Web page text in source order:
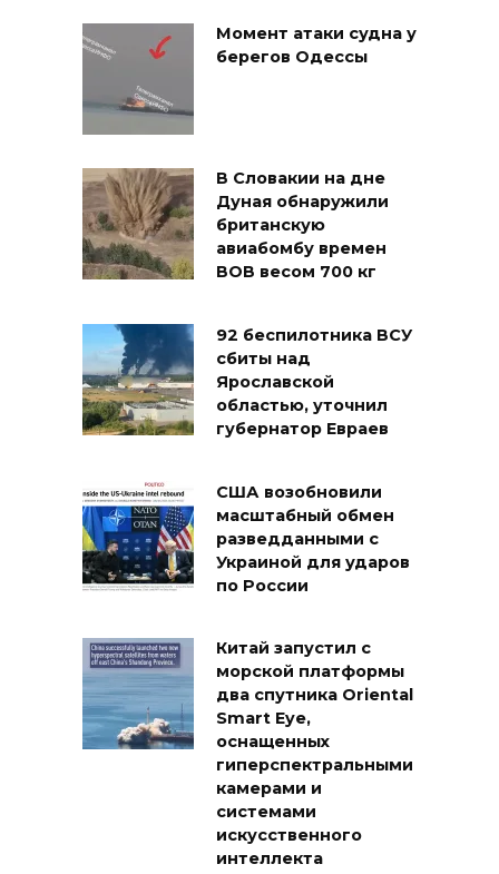
Момент атаки судна у
берегов Одессы
В Словакии на дне
Дуная обнаружили
британскую
авиабомбу времен
ВОВ весом 700 кг
92 беспилотника ВСУ
сбиты над
Ярославской
областью, уточнил
губернатор Евраев
США возобновили
масштабный обмен
разведданными с
Украиной для ударов
по России
Китай запустил с
морской платформы
два спутника Oriental
Smart Eye,
оснащенных
гиперспектральными
камерами и
системами
искусственного
интеллекта